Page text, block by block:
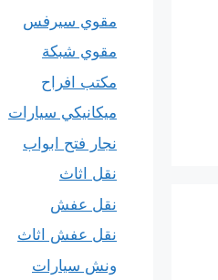
مقوي سيرفس
مقوي شبكة
مكتب افراح
ميكانيكي سيارات
نجار فتح ابواب
نقل اثاث
نقل عفش
نقل عفش اثاث
ونش سيارات